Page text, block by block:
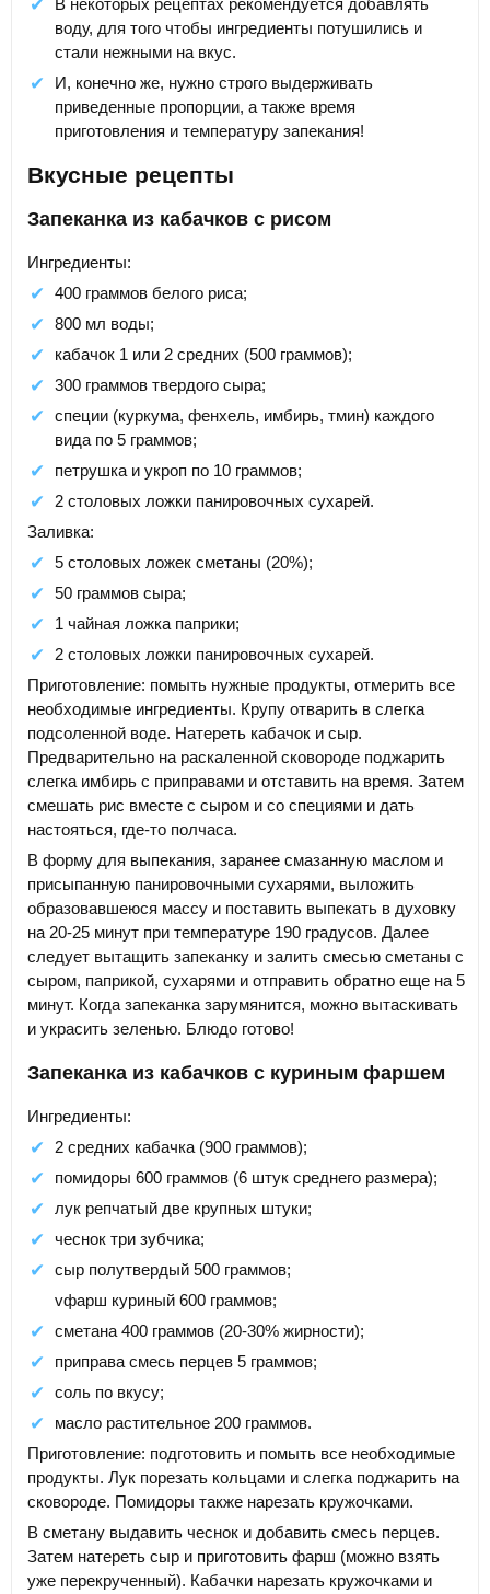
В некоторых рецептах рекомендуется добавлять
воду, для того чтобы ингредиенты потушились и
стали нежными на вкус.
И, конечно же, нужно строго выдерживать
приведенные пропорции, а также время
приготовления и температуру запекания!
Вкусные рецепты
Запеканка из кабачков с рисом
Ингредиенты:
400 граммов белого риса;
800 мл воды;
кабачок 1 или 2 средних (500 граммов);
300 граммов твердого сыра;
специи (куркума, фенхель, имбирь, тмин) каждого
вида по 5 граммов;
петрушка и укроп по 10 граммов;
2 столовых ложки панировочных сухарей.
Заливка:
5 столовых ложек сметаны (20%);
50 граммов сыра;
1 чайная ложка паприки;
2 столовых ложки панировочных сухарей.
Приготовление: помыть нужные продукты, отмерить все
необходимые ингредиенты. Крупу отварить в слегка
подсоленной воде. Натереть кабачок и сыр.
Предварительно на раскаленной сковороде поджарить
слегка имбирь с приправами и отставить на время. Затем
смешать рис вместе с сыром и со специями и дать
настояться, где-то полчаса.
В форму для выпекания, заранее смазанную маслом и
присыпанную панировочными сухарями, выложить
образовавшеюся массу и поставить выпекать в духовку
на 20-25 минут при температуре 190 градусов. Далее
следует вытащить запеканку и залить смесью сметаны с
сыром, паприкой, сухарями и отправить обратно еще на 5
минут. Когда запеканка зарумянится, можно вытаскивать
и украсить зеленью. Блюдо готово!
Запеканка из кабачков с куриным фаршем
Ингредиенты:
2 средних кабачка (900 граммов);
помидоры 600 граммов (6 штук среднего размера);
лук репчатый две крупных штуки;
чеснок три зубчика;
сыр полутвердый 500 граммов;
vфарш куриный 600 граммов;
сметана 400 граммов (20-30% жирности);
приправа смесь перцев 5 граммов;
соль по вкусу;
масло растительное 200 граммов.
Приготовление: подготовить и помыть все необходимые
продукты. Лук порезать кольцами и слегка поджарить на
сковороде. Помидоры также нарезать кружочками.
В сметану выдавить чеснок и добавить смесь перцев.
Затем натереть сыр и приготовить фарш (можно взять
уже перекрученный). Кабачки нарезать кружочками и